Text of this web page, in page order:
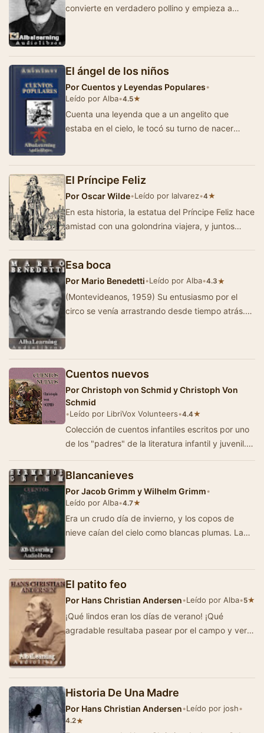
convierte en verdadero pollino y empieza a
El ángel de los niños
PorCuentos y Leyendas Populares•
Leído por Alba•4.5★
Cuenta una leyenda que a un angelito que
estaba en el cielo, le tocó su turno de nacer
El Príncipe Feliz
PorOscar Wilde•Leído por lalvarez•4★
En esta historia, la estatua del Príncipe Feliz hace
amistad con una golondrina viajera, y juntos
Esa boca
Por Mario Benedetti•Leído por Alba•4.3★
(Montevideanos, 1959) Su entusiasmo por el
circo se venía arrastrando desde tiempo atrás.
Cuentos nuevos
PorChristoph von Schmid y Christoph Von
Schmid
•Leído por LibriVox Volunteers•4.4★
Colección de cuentos infantiles escritos por uno
de los "padres" de la literatura infantil y juvenil.
Blancanieves
PorJacob Grimm y Wilhelm Grimm•
Leído por Alba•4.7★
Era un crudo día de invierno, y los copos de
nieve caían del cielo como blancas plumas. La
El patito feo
Por Hans Christian Andersen•Leído por Alba•5★
¡Qué lindos eran los días de verano! ¡Qué
agradable resultaba pasear por el campo y ver
Historia De Una Madre
Por Hans Christian Andersen•Leído por josh•
4.2★